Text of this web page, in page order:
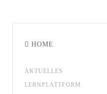
HOME
AKTUELLES
LERNPLATTFORM